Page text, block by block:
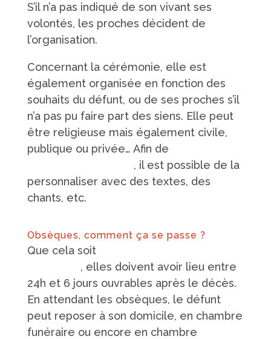
S’il n’a pas indiqué de son vivant ses
volontés, les proches décident de
l’organisation.
Concernant la cérémonie, elle est
également organisée en fonction des
souhaits du défunt, ou de ses proches s’il
n’a pas pu faire part des siens. Elle peut
être religieuse mais également civile,
publique ou privée… Afin de
, il est possible de la
personnaliser avec des textes, des
chants, etc.
Obsèques, comment ça se passe ?
Que cela soit
, elles doivent avoir lieu entre
24h et 6 jours ouvrables après le décès.
En attendant les obsèques, le défunt
peut reposer à son domicile, en chambre
funéraire ou encore en chambre